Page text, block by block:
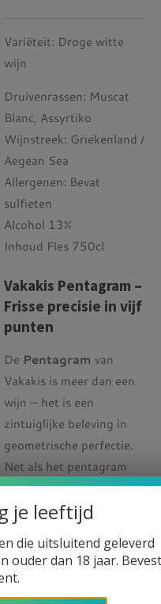
Variëteit: Droge witte
wijn
Druivenrassen: Muscat
Blanc, Assyrtiko
Wijnstreek: Griekenland /
Aegean Sea
Allergenen: Bevat
sulfieten
Alcohol 13%
Inhoud Fles 750cl
Vakakis Pentagram –
Frisse precisie in vijf
punten
De Pentagram van
Vakakis is meer dan een
wijn — het is een
zintuiglijke beleving in
geometrische perfectie.
Net als het pentagram
van Pythagoras, dat
symbool staat voor
kracht van de natuur,
combineert deze wijn op
meesterlijke wijze twee
je leeftijd
die uitsluitend geleverd
ouder dan 18 jaar.